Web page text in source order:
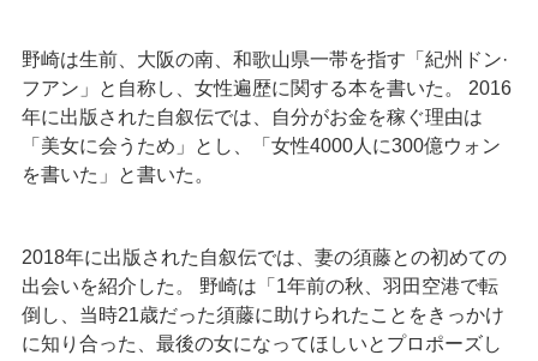
野崎は生前、大阪の南、和歌山県一帯を指す「紀州ドン·
フアン」と自称し、女性遍歴に関する本を書いた。 2016
年に出版された自叙伝では、自分がお金を稼ぐ理由は
「美女に会うため」とし、「女性4000人に300億ウォン
を書いた」と書いた。
2018年に出版された自叙伝では、妻の須藤との初めての
出会いを紹介した。 野崎は「1年前の秋、羽田空港で転
倒し、当時21歳だった須藤に助けられたことをきっかけ
に知り合った、最後の女になってほしいとプロポーズし